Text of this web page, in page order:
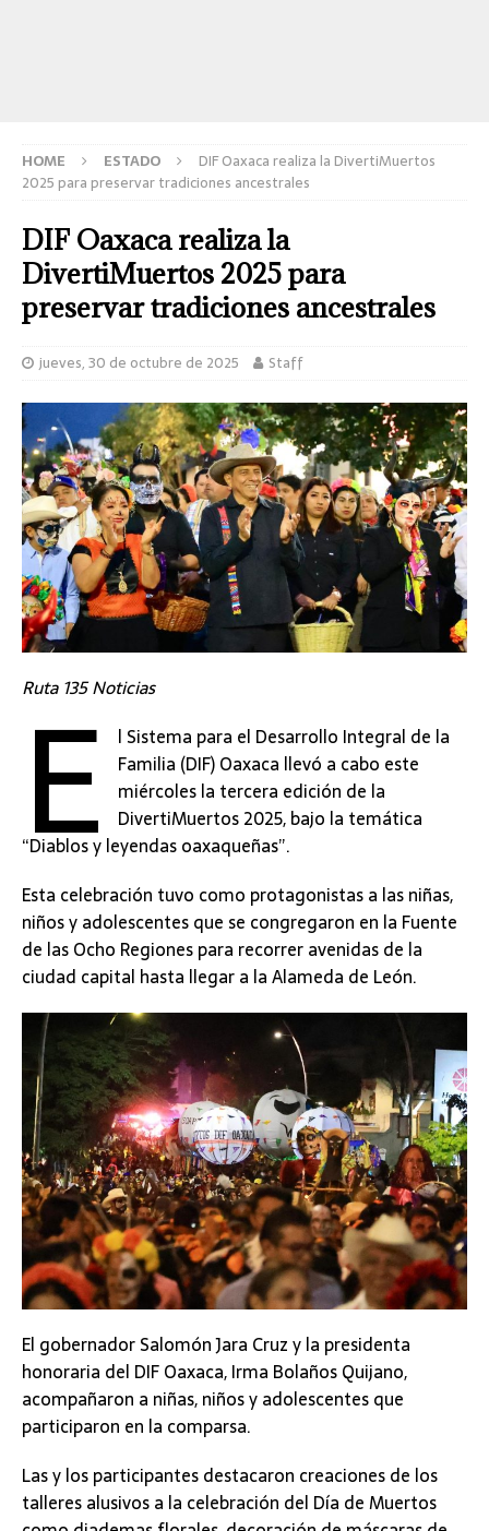
HOME ESTADO
DIF Oaxaca realiza la DivertiMuertos
2025 para preservar tradiciones ancestrales
DIF Oaxaca realiza la
DivertiMuertos 2025 para
preservar tradiciones ancestrales
jueves, 30 de octubre de 2025 Staff
Ruta 135 Noticias
E
l Sistema para el Desarrollo Integral de la
Familia (DIF) Oaxaca llevó a cabo este
miércoles la tercera edición de la
DivertiMuertos 2025, bajo la temática
“Diablos y leyendas oaxaqueñas”.
Esta celebración tuvo como protagonistas a las niñas,
niños y adolescentes que se congregaron en la Fuente
de las Ocho Regiones para recorrer avenidas de la
ciudad capital hasta llegar a la Alameda de León.
El gobernador Salomón Jara Cruz y la presidenta
honoraria del DIF Oaxaca, Irma Bolaños Quijano,
acompañaron a niñas, niños y adolescentes que
participaron en la comparsa.
Las y los participantes destacaron creaciones de los
talleres alusivos a la celebración del Día de Muertos